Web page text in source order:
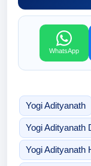
WhatsApp
Yogi Adityanath
Yogi Adityanath
Yogi Adityanath